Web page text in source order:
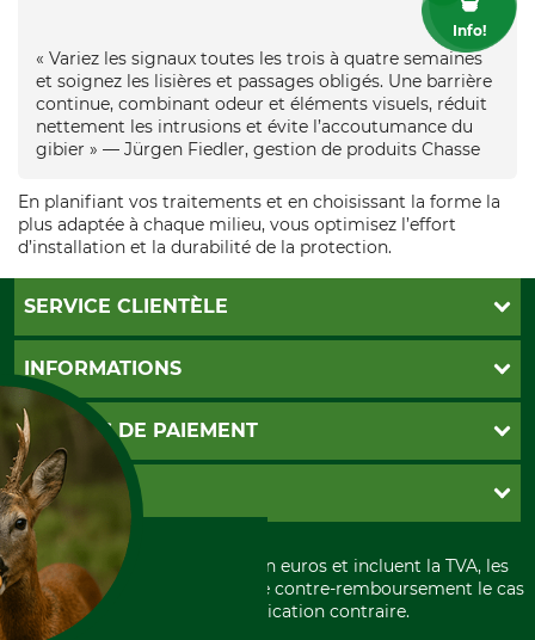
Info!
« Variez les signaux toutes les trois à quatre semaines
et soignez les lisières et passages obligés. Une barrière
continue, combinant odeur et éléments visuels, réduit
nettement les intrusions et évite l’accoutumance du
gibier » — Jürgen Fiedler, gestion de produits Chasse
En planifiant vos traitements et en choisissant la forme la
plus adaptée à chaque milieu, vous optimisez l’effort
d’installation et la durabilité de la protection.
SERVICE CLIENTÈLE
Foire aux questions
Abonnement à la newsletter
Contact
Garantie / Devis
Paramètres des cookies
INFORMATIONS
CGV
Livraison
Conditions d'annulation
Formulaire de rétraction
Politique de confidentialité
Élimination et environnement
Rétractation de votre commande
MOYENS DE PAIEMENT
PayPal
Carte de crédit
Paiement á l'avance
GRUBE KG
Histoire
International
Portrait
Qui sommes-nous
Tous les prix sont exprimés en euros et incluent la TVA, les
frais d'expédition et les frais de contre-remboursement le cas
échéant, sauf indication contraire.